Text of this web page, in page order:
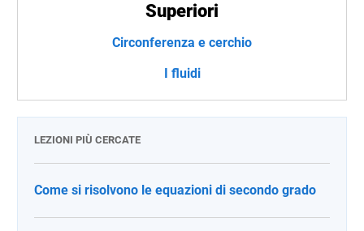
Superiori
Circonferenza e cerchio
I fluidi
LEZIONI PIÙ CERCATE
Come si risolvono le equazioni di secondo grado